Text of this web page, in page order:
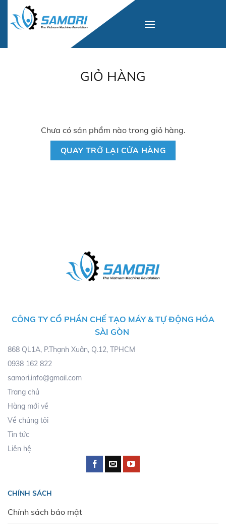
content
GIỎ HÀNG
Chưa có sản phẩm nào trong giỏ hàng.
QUAY TRỞ LẠI CỬA HÀNG
CÔNG TY CỔ PHẦN CHẾ TẠO MÁY & TỰ ĐỘNG HÓA
SÀI GÒN
868 QL1A, P.Thạnh Xuân, Q.12, TPHCM
0938 162 822
samori.info@gmail.com
Trang chủ
Hàng mới về
Về chúng tôi
Tin tức
Liên hệ
CHÍNH SÁCH
Chính sách bảo mật